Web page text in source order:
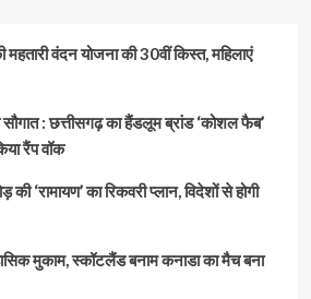
वंदन योजना की 30वीं किस्त, महिलाएं
: छत्तीसगढ़ का हैंडलूम ब्रांड ‘कोशल फैब’
रैंप वॉक
‘रामायण’ का रिकवरी प्लान, विदेशों से होगी
मुकाम, स्कॉटलैंड बनाम कनाडा का मैच बना